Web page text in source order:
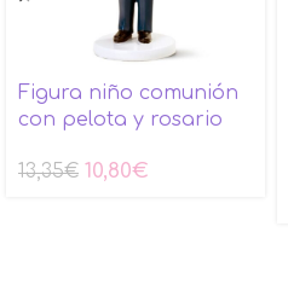
Figura niño comunión
con pelota y rosario
13,35€ 10,80€